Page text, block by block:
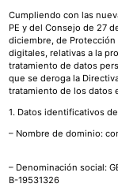
Cumpliendo con las
PE y del Consejo de 27
diciembre, de
digitales, relativas a la
tratamiento de datos
que se deroga la
tratamiento de los datos
1. Datos identificativos
– Nombre de dominio:
– Denominación social:
B-19531326